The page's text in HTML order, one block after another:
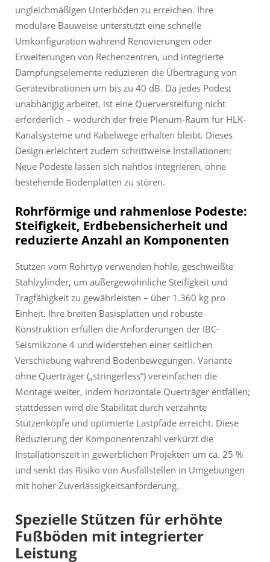
ungleichmäßigen Unterböden zu erreichen. Ihre
modulare Bauweise unterstützt eine schnelle
Umkonfiguration während Renovierungen oder
Erweiterungen von Rechenzentren, und integrierte
Dämpfungselemente reduzieren die Übertragung von
Gerätevibrationen um bis zu 40 dB. Da jedes Podest
unabhängig arbeitet, ist eine Querversteifung nicht
erforderlich – wodurch der freie Plenum-Raum für HLK-
Kanalsysteme und Kabelwege erhalten bleibt. Dieses
Design erleichtert zudem schrittweise Installationen:
Neue Podeste lassen sich nahtlos integrieren, ohne
bestehende Bodenplatten zu stören.
Rohrförmige und rahmenlose Podeste:
Steifigkeit, Erdbebensicherheit und
reduzierte Anzahl an Komponenten
Stützen vom Rohrtyp verwenden hohle, geschweißte
Stahlzylinder, um außergewöhnliche Steifigkeit und
Tragfähigkeit zu gewährleisten – über 1.360 kg pro
Einheit. Ihre breiten Basisplatten und robuste
Konstruktion erfüllen die Anforderungen der IBC-
Seismikzone 4 und widerstehen einer seitlichen
Verschiebung während Bodenbewegungen. Variante
ohne Querträger („stringerless“) vereinfachen die
Montage weiter, indem horizontale Querträger entfallen;
stattdessen wird die Stabilität durch verzahnte
Stützenköpfe und optimierte Lastpfade erreicht. Diese
Reduzierung der Komponentenzahl verkürzt die
Installationszeit in gewerblichen Projekten um ca. 25 %
und senkt das Risiko von Ausfallstellen in Umgebungen
mit hoher Zuverlässigkeitsanforderung.
Spezielle Stützen für erhöhte
Fußböden mit integrierter
Leistung